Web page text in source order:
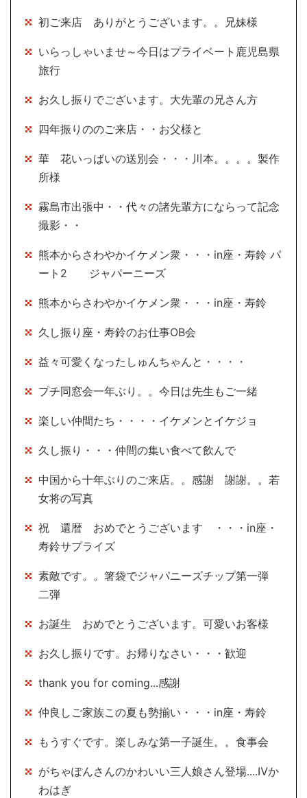
初ご来店 ありがとうございます。。兄妹様
いらっしゃいませ～今日はプライベート鹿児島県
旅行
お久し振りでございます。大先輩の兄さん方
四年振りののご来店・・お父様と
華 花いっぱいの送別会・・・川本。。。。製作
所様
霧島市出張中・・代々の諸先輩方にならって記念
撮影・・
熊本からさわやかイケメン衆・・・in座・寿鈴 パ
ート2 ジャパーニーズ
熊本からさわやかイケメン衆・・・in座・寿鈴
久し振り座・寿鈴のお仕事OB会
益々可愛くなったしゅんちゃんと・・・・
プチ同窓会一年ぶり。。今日は先生もご一緒
楽しい仲間たち・・・・イケメンとイケジョ
久し振り・・・仲間の集い食べて飲んで
中国から十年ぶりのご来店。。感謝 謝謝。。若
女将の写真
祝 還暦 おめでとうございます ・・・in座・
寿鈴サプライズ
素敵です。。箸袋でジャパニーズチップ第一弾
二弾
お誕生 おめでとうございます。可愛いお客様
お久し振りです。お帰りなさい・・・歓迎
thank you for coming...感謝
仲良しご家族この夏も勢揃い・・・in座・寿鈴
もうすぐです。楽しみな第一子誕生。。食事会
がちゃぽんさんのかわいい三人娘さん登場....Ⅳか
わはぎ